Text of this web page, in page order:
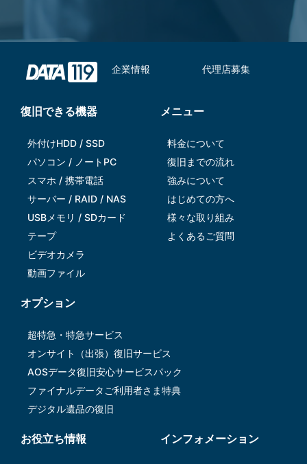
企業情報 代理店募集
復旧できる機器
外付けHDD / SSD
パソコン / ノートPC
スマホ / 携帯電話
サーバー / RAID / NAS
USBメモリ / SDカード
テープ
ビデオカメラ
動画ファイル
メニュー
料金について
復旧までの流れ
強みについて
はじめての方へ
様々な取り組み
よくあるご質問
オプション
超特急・特急サービス
オンサイト（出張）復旧サービス
AOSデータ復旧安⼼サービスパック
ファイナルデータご利⽤者さま特典
デジタル遺品の復旧
お役立ち情報 インフォメーション